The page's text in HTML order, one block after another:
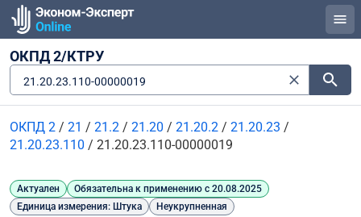
ОКПД 2/КТРУ
21.20.23.110-00000019
ОКПД 2 / 21 / 21.2 / 21.20 / 21.20.2 / 21.20.23 /
21.20.23.110 / 21.20.23.110-00000019
Актуален
Обязательна к применению с 20.08.2025
Единица измерения: Штука
Неукрупненная